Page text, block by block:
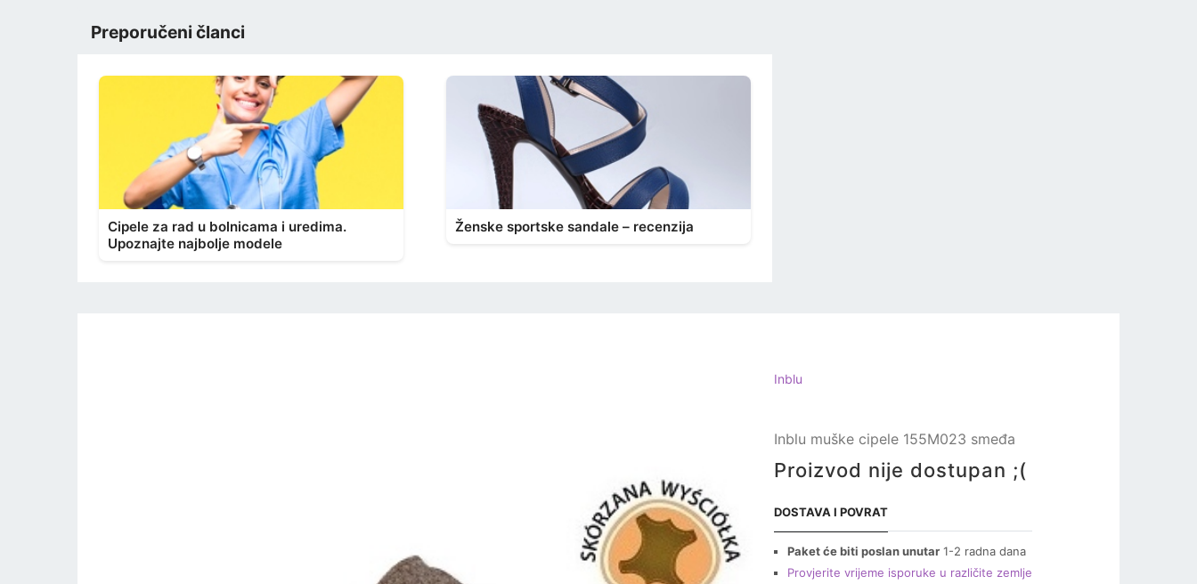
Preporučeni članci
Cipele za rad u bolnicama i uredima.
Upoznajte najbolje modele
Ženske sportske sandale – recenzija
Inblu
Inblu muške cipele 155M023 smeđa
Proizvod nije dostupan ;(
DOSTAVA I POVRAT
Paket će biti poslan unutar 1-2 radna dana
Provjerite vrijeme isporuke u različite zemlje